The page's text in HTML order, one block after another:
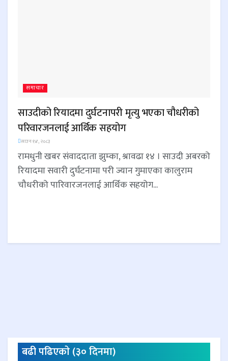
समाचार
साउदीको रियादमा दुर्घटनापरी मृत्यु भएका चौधरीको
परिवारजनलाई आर्थिक सहयोग
साउन १४, २०८३
रामधुनी खबर संवाददाता झुम्का, श्रावढा १४ । साउदी अबरको
रियादमा सवारी दुर्घटनामा परी ज्यान गुमाएका कालुराम
चौधरीको पारिवारजनलाई आर्थिक सहयोग...
बढी पढिएकाे (३० दिनमा)